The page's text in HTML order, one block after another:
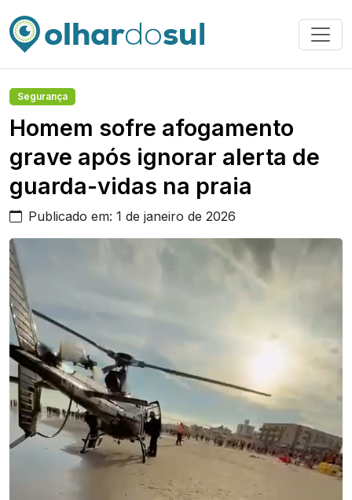
Segurança
Homem sofre afogamento
grave após ignorar alerta de
guarda-vidas na praia
Publicado em: 1 de janeiro de 2026